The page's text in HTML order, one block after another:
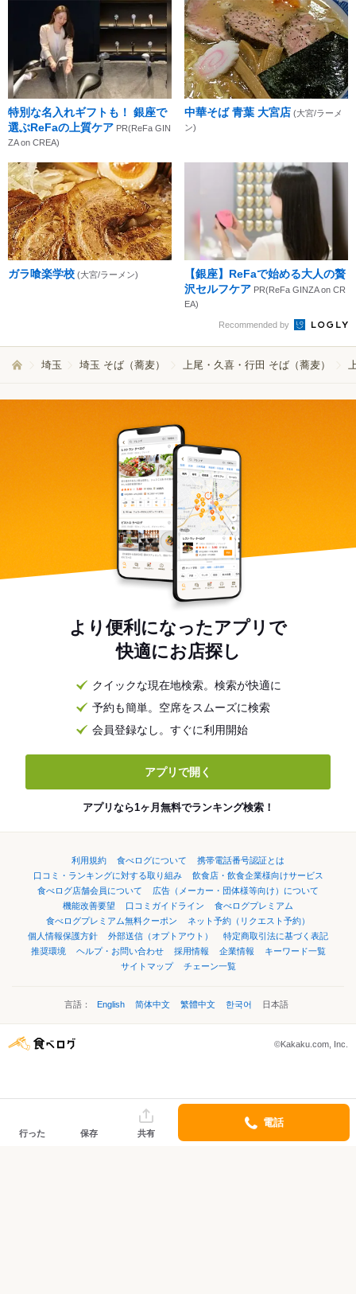
特別な名入れギフトも！ 銀座で
選ぶReFaの上質ケア PR(ReFa GIN
ZA on CREA)
中華そば 青葉 大宮店 (大宮/ラーメ
ン)
ガラ喰楽学校 (大宮/ラーメン)
【銀座】ReFaで始める大人の贅
沢セルフケア PR(ReFa GINZA on CR
EA)
Recommended by
埼玉 埼玉 そば（蕎麦） 上尾・久喜・行田 そば（蕎麦）
より便利になったアプリで
快適にお店探し
クイックな現在地検索。検索が快適に
予約も簡単。空席をスムーズに検索
会員登録なし。すぐに利用開始
アプリで開く
アプリなら1ヶ月無料でランキング検索！
利用規約 食べログについて
携帯電話番号認証とは
口コミ・ランキングに対する取り組み
飲食店・飲食企業様向けサービス
食べログ店舗会員について
広告（メーカー・団体様等向け）について
機能改善要望
口コミガイドライン
食べログプレミアム
食べログプレミアム無料クーポン
ネット予約（リクエスト予約）
個人情報保護方針
外部送信（オプトアウト）
特定商取引法に基づく表記
推奨環境
ヘルプ・お問い合わせ 採用情報 企業情報
キーワード一覧
サイトマップ
チェーン一覧
言語： English 简体中文 繁體中文 한국어 日本語
©Kakaku.com, Inc.
行った 保存 共有
電話